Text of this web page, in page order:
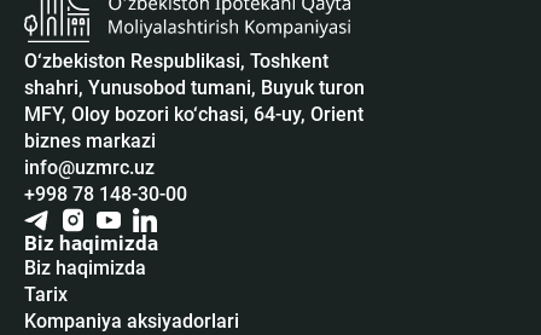
O‘zbekiston Respublikasi, Toshkent
shahri, Yunusobod tumani, Buyuk turon
MFY, Oloy bozori ko‘chasi, 64-uy, Orient
biznes markazi
info@uzmrc.uz
+998 78 148-30-00
Biz haqimizda
Biz haqimizda
Tarix
Kompaniya aksiyadorlari